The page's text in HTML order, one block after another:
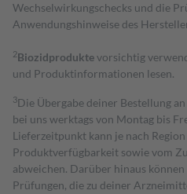
Wechselwirkungschecks und die
Anwendungshinweise des
2Biozidproduktevorsichtig
und Produktinformationen lesen.
3Die Übergabe deiner Bestellung
bei uns werktags von Montag bis
Lieferzeitpunkt kann je nach
Produktverfügbarkeit sowie vom
abweichen. Darüber hinaus
Prüfungen, die zu deiner